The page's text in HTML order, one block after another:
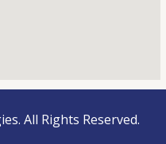
All Rights Reserved.